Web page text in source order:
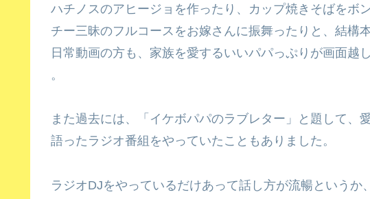
ハチノスのアヒージョを作ったり、カップ焼きそばをボ
チー三昧のフルコースをお嫁さんに振舞ったりと、結構本
日常動画の方も、家族を愛するいいパパっぷりが画面越
。
また過去には、「イケボパパのラブレター」と題して、
語ったラジオ番組をやっていたこともありました。
ラジオDJをやっているだけあって話し方が流暢というか